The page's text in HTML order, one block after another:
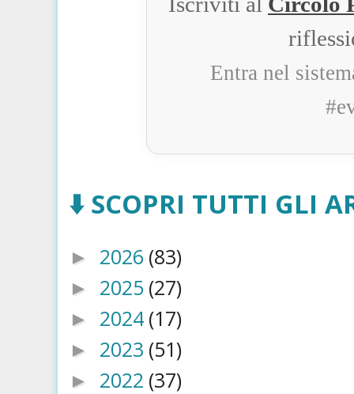
Entra nel
⬇️ SCOPRI TUTTI GLI
► 2026 (83)
► 2025 (27)
► 2024 (17)
► 2023 (51)
► 2022 (37)